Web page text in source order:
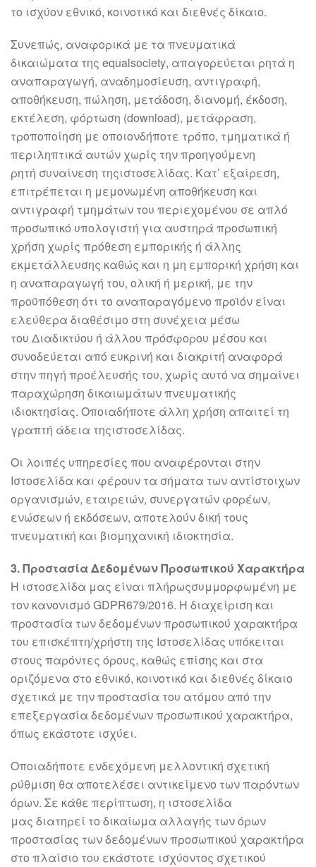
το ισχύον εθνικό, κοινοτικό και διεθνές δίκαιο.
Συνεπώς, αναφορικά με τα πνευματικά
δικαιώματα της equalsociety, απαγορεύεται ρητά η
αναπαραγωγή, αναδημοσίευση, αντιγραφή,
αποθήκευση, πώληση, μετάδοση, διανομή, έκδοση,
εκτέλεση, φόρτωση (download), μετάφραση,
τροποποίηση με οποιονδήποτε τρόπο, τμηματικά ή
περιληπτικά αυτών χωρίς την προηγούμενη
ρητή συναίνεση τηςιστοσελίδας. Κατ’ εξαίρεση,
επιτρέπεται η μεμονωμένη αποθήκευση και
αντιγραφή τμημάτων του περιεχομένου σε απλό
προσωπικό υπολογιστή για αυστηρά προσωπική
χρήση χωρίς πρόθεση εμπορικής ή άλλης
εκμετάλλευσης καθώς και η μη εμπορική χρήση και
η αναπαραγωγή του, ολική ή μερική, με την
προϋπόθεση ότι το αναπαραγόμενο προϊόν είναι
ελεύθερα διαθέσιμο στη συνέχεια μέσω
του Διαδικτύου ή άλλου πρόσφορου μέσου και
συνοδεύεται από ευκρινή και διακριτή αναφορά
στην πηγή προέλευσής του, χωρίς αυτό να σημαίνει
παραχώρηση δικαιωμάτων πνευματικής
ιδιοκτησίας. Οποιαδήποτε άλλη χρήση απαιτεί τη
γραπτή άδεια τηςιστοσελίδας.
Οι λοιπές υπηρεσίες που αναφέρονται στην
Ιστοσελίδα και φέρουν τα σήματα των αντίστοιχων
οργανισμών, εταιρειών, συνεργατών φορέων,
ενώσεων ή εκδόσεων, αποτελούν δική τους
πνευματική και βιομηχανική ιδιοκτησία.
3. Προστασία Δεδομένων Προσωπικού Χαρακτήρα
Η ιστοσελίδα μας είναι πλήρωςσυμμορφωμένη με
τον κανονισμό GDPR679/2016. Η διαχείριση και
προστασία των δεδομένων προσωπικού χαρακτήρα
του επισκέπτη/χρήστη της Ιστοσελίδας υπόκειται
στους παρόντες όρους, καθώς επίσης και στα
οριζόμενα στο εθνικό, κοινοτικό και διεθνές δίκαιο
σχετικά με την προστασία του ατόμου από την
επεξεργασία δεδομένων προσωπικού χαρακτήρα,
όπως εκάστοτε ισχύει.
Οποιαδήποτε ενδεχόμενη μελλοντική σχετική
ρύθμιση θα αποτελέσει αντικείμενο των παρόντων
όρων. Σε κάθε περίπτωση, η ιστοσελίδα
μας διατηρεί το δικαίωμα αλλαγής των όρων
προστασίας των δεδομένων προσωπικού χαρακτήρα
στο πλαίσιο του εκάστοτε ισχύοντος σχετικού